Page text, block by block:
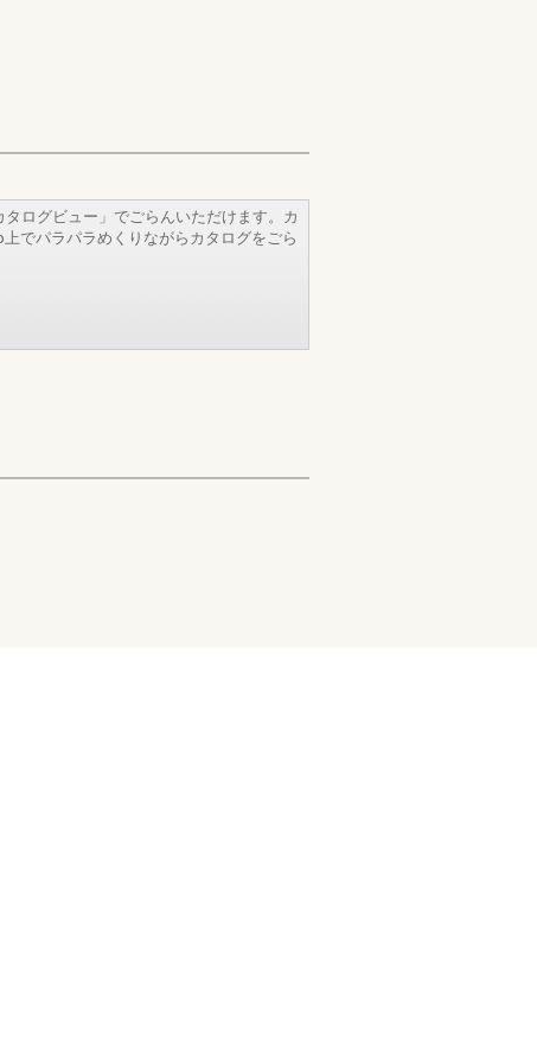
ログビュー」でごらんいただけます。カ
でパラパラめくりながらカタログをごら